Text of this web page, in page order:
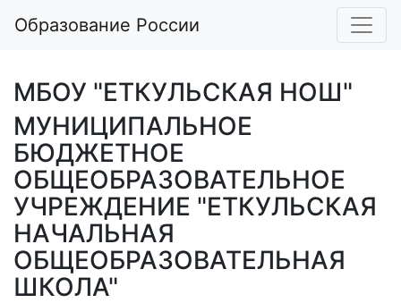
Образование России
МБОУ "ЕТКУЛЬСКАЯ НОШ"
МУНИЦИПАЛЬНОЕ
БЮДЖЕТНОЕ
ОБЩЕОБРАЗОВАТЕЛЬНОЕ
УЧРЕЖДЕНИЕ "ЕТКУЛЬСКАЯ
НАЧАЛЬНАЯ
ОБЩЕОБРАЗОВАТЕЛЬНАЯ
ШКОЛА"